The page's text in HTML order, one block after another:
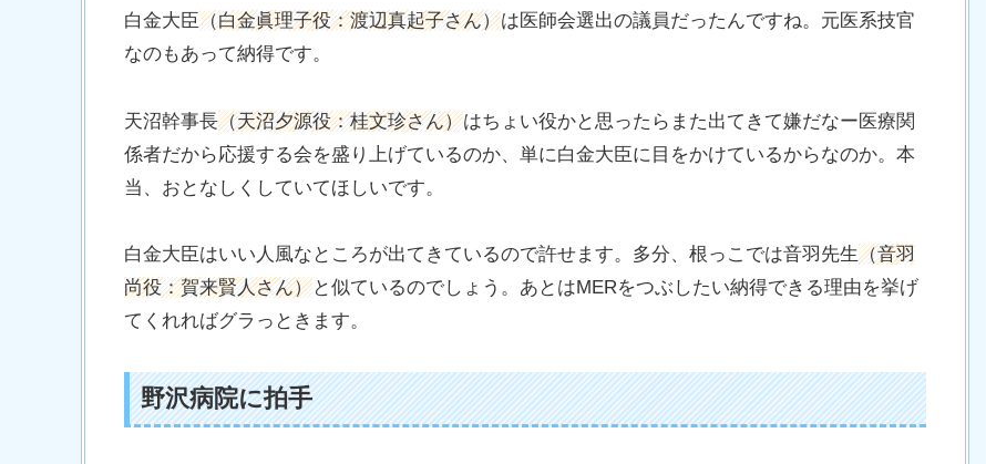
白金大臣（白金眞理子役：渡辺真起子さん）は医師会選出の議員だったんですね。元医系技官
なのもあって納得です。
天沼幹事長（天沼夕源役：桂文珍さん）はちょい役かと思ったらまた出てきて嫌だなー医療関
係者だから応援する会を盛り上げているのか、単に白金大臣に目をかけているからなのか。本
当、おとなしくしていてほしいです。
白金大臣はいい人風なところが出てきているので許せます。多分、根っこでは音羽先生（音羽
尚役：賀来賢人さん）と似ているのでしょう。あとはMERをつぶしたい納得できる理由を挙げ
てくれればグラっときます。
野沢病院に拍手